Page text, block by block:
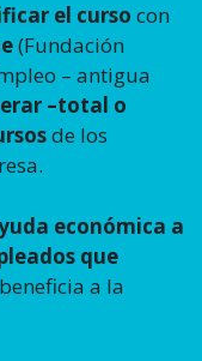
el curso con
(Fundación
– antigua
–total o
de los
económica a
que
a la